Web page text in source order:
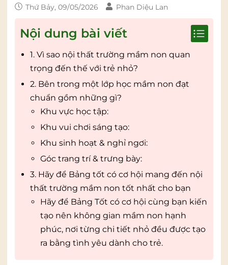
Thứ Bảy, 09/05/2026 Phan Diệu Lan
Nội dung bài viết
1. Vì sao nội thất trường mầm non quan
trọng đến thế với trẻ nhỏ?
2. Bên trong một lớp học mầm non đạt
chuẩn gồm những gì?
Khu vực học tập:
Khu vui chơi sáng tạo:
Khu sinh hoạt & nghỉ ngơi:
Góc trang trí & trưng bày:
3. Hãy để Bảng tốt có cơ hội mang đến nội
thất trường mầm non tốt nhất cho bạn
Hãy để Bảng Tốt có cơ hội cùng bạn kiến
tạo nên không gian mầm non hạnh
phúc, nơi từng chi tiết nhỏ đều được tạo
ra bằng tình yêu dành cho trẻ.